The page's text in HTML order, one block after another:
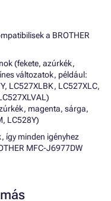
a BROTHER
(fekete, azúrkék,
változatok, például:
LC527XLBK, LC527XLC,
magenta, sárga,
LC528Y)
így minden igényhez
MFC-J6977DW